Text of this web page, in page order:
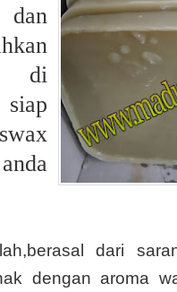
dan
di
siap
dari
dengan aroma